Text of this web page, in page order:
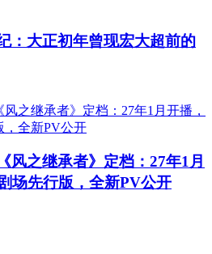
：大正初年曾现宏大超前的
风之继承者》定档：27年1月
场先行版，全新PV公开